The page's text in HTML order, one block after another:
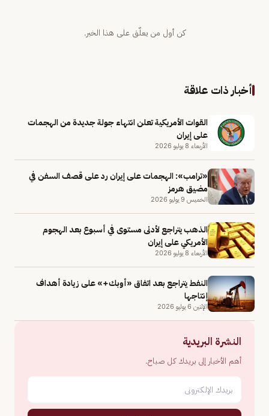
كن أول من يعلّق على هذا الخبر.
أخبار ذات علاقة
القوات الأمريكية تعلن انتهاء جولة جديدة من الهجمات
على إيران
الأربعاء 8 يوليو 2026
«ترامب»: الهجمات على إيران رد على قصف السفن في
مضيق هرمز
الخميس 9 يوليو 2026
الذهب يتراجع لأدنى مستوى في أسبوع بعد الهجوم
الأمريكي على إيران
الأربعاء 8 يوليو 2026
النفط يتراجع بعد اتفاق «أوبك+» على زيادة أهداف
إنتاجها
الإثنين 6 يوليو 2026
النشرة البريدية
أهم الأخبار إلى بريدك كل صباح.